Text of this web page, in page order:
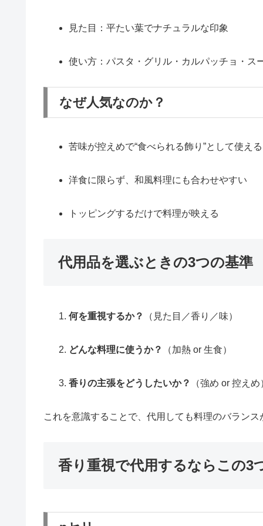
見た目：平たい葉でナチュラルな印象
使い方：パスタ・グリル・カルパッチョ・ス
なぜ人気なのか？
苦味が控えめで“食べられる飾り”として使える
洋食に限らず、和風料理にも合わせやすい
トッピングするだけで料理が映える
代用品を選ぶときの3つの基準
何を重視するか？ （見た目／香り／味）
どんな料理に使うか？ （加熱 or 生食）
香りの主張をどうしたいか？ （強め or 控えめ
これを意識することで、代用しても料理のバランス
香り重視で代用するならこの3